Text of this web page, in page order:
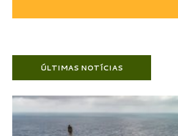
ÚLTIMAS NOTÍCIAS